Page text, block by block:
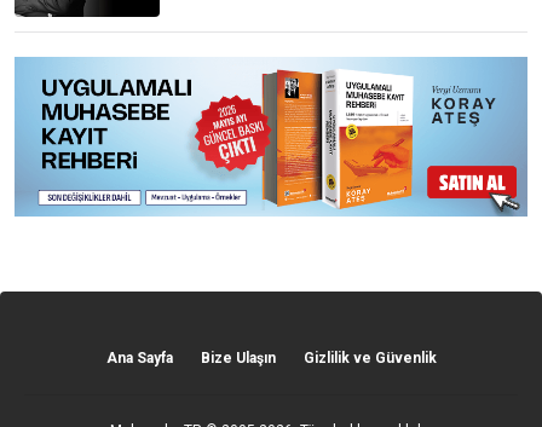
Ana Sayfa Bize Ulaşın Gizlilik ve Güvenlik